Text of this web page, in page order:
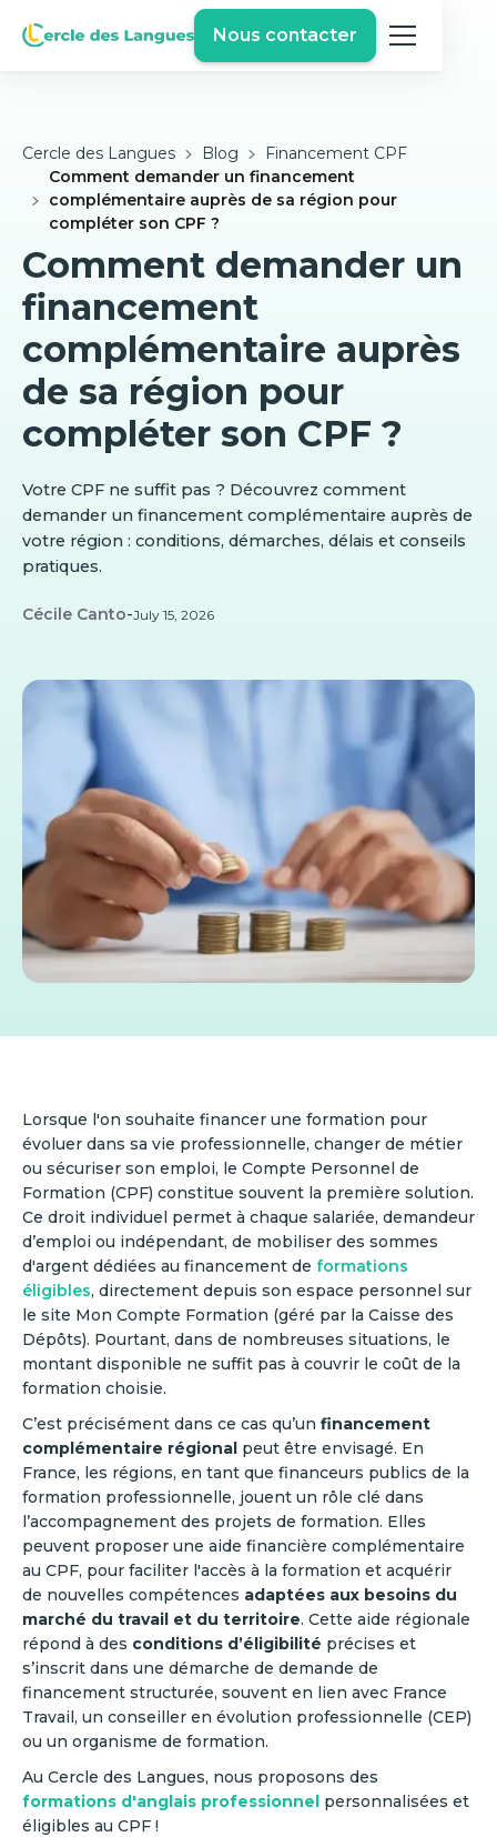
Nous contacter
Cercle des Langues Blog
Financement CPF
Comment demander un financement
complémentaire auprès de sa région pour
compléter son CPF ?
Comment demander un
financement
complémentaire auprès
de sa région pour
compléter son CPF ?
Votre CPF ne suffit pas ? Découvrez comment
demander un financement complémentaire auprès de
votre région : conditions, démarches, délais et conseils
pratiques.
Cécile Canto-July 15, 2026
Lorsque l'on souhaite financer une formation pour
évoluer dans sa vie professionnelle, changer de métier
ou sécuriser son emploi, le Compte Personnel de
Formation (CPF) constitue souvent la première solution.
Ce droit individuel permet à chaque salariée, demandeur
d’emploi ou indépendant, de mobiliser des sommes
d'argent dédiées au financement de formations
éligibles, directement depuis son espace personnel sur
le site Mon Compte Formation (géré par la Caisse des
Dépôts). Pourtant, dans de nombreuses situations, le
montant disponible ne suffit pas à couvrir le coût de la
formation choisie.
C’est précisément dans ce cas qu’un financement
complémentaire régional peut être envisagé. En
France, les régions, en tant que financeurs publics de la
formation professionnelle, jouent un rôle clé dans
l’accompagnement des projets de formation. Elles
peuvent proposer une aide financière complémentaire
au CPF, pour faciliter l'accès à la formation et acquérir
de nouvelles compétences adaptées aux besoins du
marché du travail et du territoire. Cette aide régionale
répond à des conditions d’éligibilité précises et
s’inscrit dans une démarche de demande de
financement structurée, souvent en lien avec France
Travail, un conseiller en évolution professionnelle (CEP)
ou un organisme de formation.
Au Cercle des Langues, nous proposons des
formations d'anglais professionnel personnalisées et
éligibles au CPF !